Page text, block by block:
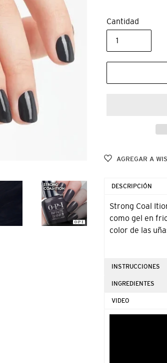
Cantidad
AGREGAR A
tu
carrito
DESCRIPCIÓN
Strong Coal
como gel en
color de las
INSTRUCCIONES
INGREDIENTES
VIDEO